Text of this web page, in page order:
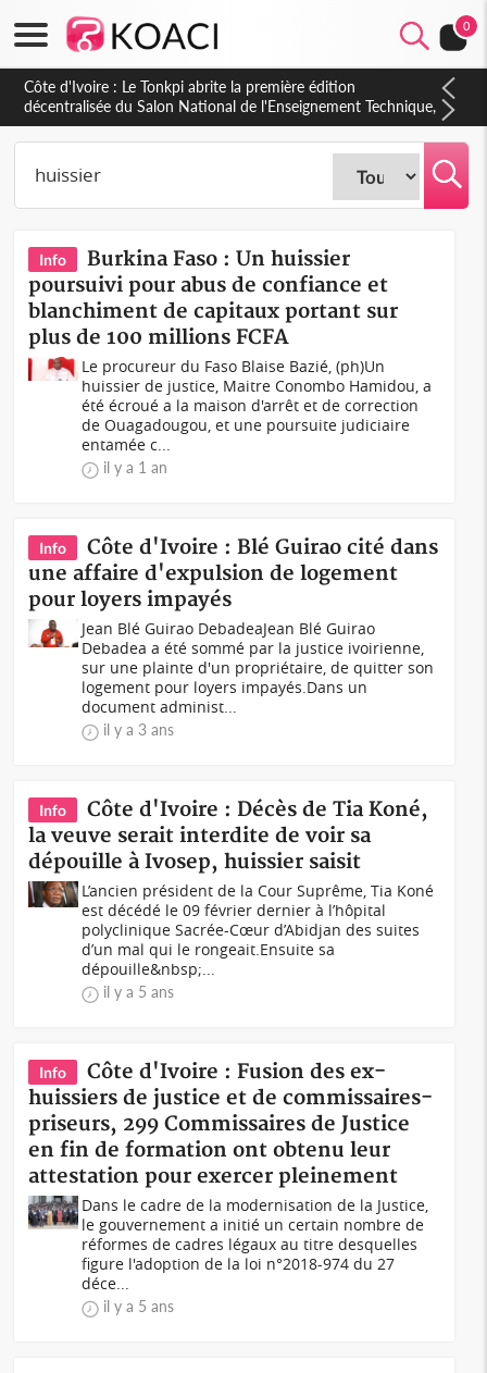
0
Côte d'Ivoire : Le Tonkpi abrite la première édition
décentralisée du Salon National de l'Enseignement Technique,
une belle opportunité pour la jeunesse
Info
Burkina Faso : Un huissier
poursuivi pour abus de confiance et
blanchiment de capitaux portant sur
plus de 100 millions FCFA
Le procureur du Faso Blaise Bazié, (ph)Un
huissier de justice, Maitre Conombo Hamidou, a
été écroué a la maison d'arrêt et de correction
de Ouagadougou, et une poursuite judiciaire
entamée c...
il y a 1 an
Info
Côte d'Ivoire : Blé Guirao cité dans
une affaire d'expulsion de logement
pour loyers impayés
Jean Blé Guirao DebadeaJean Blé Guirao
Debadea a été sommé par la justice ivoirienne,
sur une plainte d'un propriétaire, de quitter son
logement pour loyers impayés.Dans un
document administ...
il y a 3 ans
Info
Côte d'Ivoire : Décès de Tia Koné,
la veuve serait interdite de voir sa
dépouille à Ivosep, huissier saisit
L’ancien président de la Cour Suprême, Tia Koné
est décédé le 09 février dernier à l’hôpital
polyclinique Sacrée-Cœur d’Abidjan des suites
d’un mal qui le rongeait.Ensuite sa
dépouille&nbsp;...
il y a 5 ans
Info
Côte d'Ivoire : Fusion des ex-
huissiers de justice et de commissaires-
priseurs, 299 Commissaires de Justice
en fin de formation ont obtenu leur
attestation pour exercer pleinement
Dans le cadre de la modernisation de la Justice,
le gouvernement a initié un certain nombre de
réformes de cadres légaux au titre desquelles
figure l'adoption de la loi n°2018-974 du 27
déce...
il y a 5 ans